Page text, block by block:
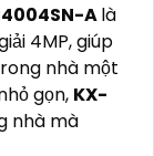
Alà
4MP, giúp
nhà một
gọn, KX-
nhà mà